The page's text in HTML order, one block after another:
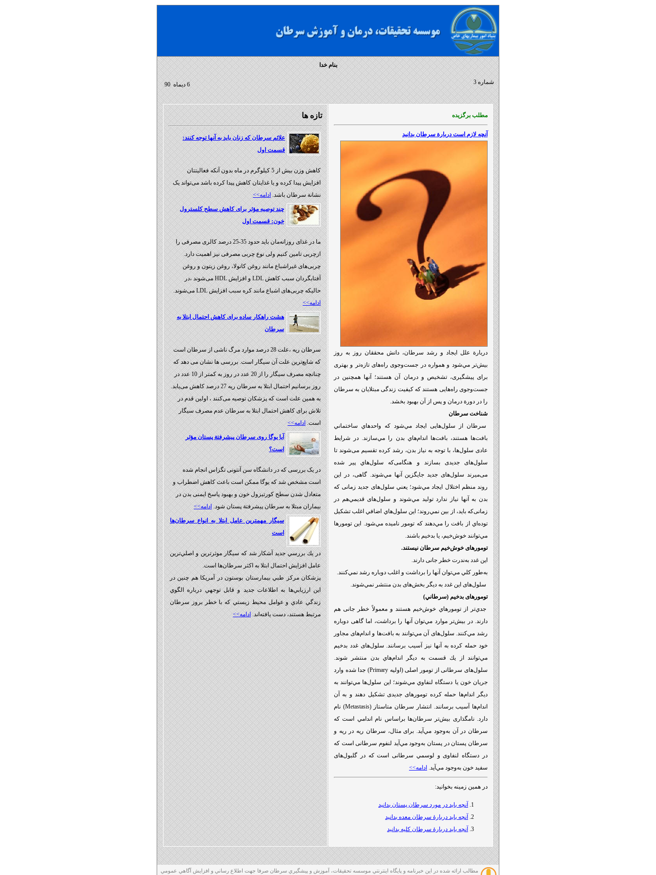
بنام خدا
شماره 3 6 دیماه 90
مطلب برگزیده
آنچه لازم است دربارة سرطان بدانيد
دربارة علل ایجاد و رشد سرطان، دانش محققان روز به روز
بيش‌تر مي‌شود و همواره در جست‌وجوی راه‌های تازه‌تر و بهتری
برای پیشگیری، تشخیص و درمان آن هستند؛ آنها همچنین در
جست‌وجوی راه‌هایی هستند كه کیفیت زندگی مبتلایان به سرطان
را در دورة درمان و پس از آن بهبود بخشد.
شناخت سرطان
سرطان از سلول‌هایی ايجاد مي‌شود كه واحدهاي ساختماني
بافت‌ها هستند، بافت‌ها اندام‌هاي بدن را مي‌سازند. در شرايط
عادی سلول‌ها، با توجه به نیاز بدن، رشد کرده تقسیم می‌شوند تا
سلول‌های جدیدی بسازند و هنگامی‌که سلول‌هاي پیر شده
می‌میرند سلول‌های جدید جایگزین آنها مي‌شوند. گاهی، در این
روند منظم اختلال ایجاد مي‌شود؛ يعني سلول‌های جدید زمانی که
بدن به آنها نیاز ندارد تولید مي‌شوند و سلول‌های قدیمي‌هم در
زمانی‌که باید، از بین نمي‌روند؛ این سلول‌هاي اضافي اغلب تشكيل
توده‌اي از بافت را مي‌دهند كه تومور ناميده مي‌شود. این تومورها
مي‌توانند خوش‌خیم، یا بدخیم باشند.
تومورهای خوش‌خیم سرطان نيستند.
اين غدد به‌ندرت خطر جانی دارند.
به‌طور كلي مي‌توان آنها را برداشت و اغلب دوباره رشد نمي‌کنند.
سلول‌های اين غدد به دیگر بخش‌های بدن منتشر نمي‌شوند.
تومورهای بدخیم (سرطاني)
جدي‌تر از تومورهاي خوش‌خیم هستند و معمولاً خطر جانی هم
دارند. در بيش‌تر موارد مي‌توان آنها را برداشت، اما گاهی دوباره
رشد مي‌کنند. سلول‌های آن مي‌توانند به بافت‌ها و اندام‌های مجاور
خود حمله كرده به آنها نيز آسیب برسانند. سلول‌های غدد بدخیم
مي‌توانند از يك قسمت به دیگر اندام‌هاي بدن منتشر شوند.
سلول‌های سرطانی از تومور اصلی (اولیه Primary) جدا شده وارد
جریان خون یا دستگاه لنفاوي مي‌شوند؛ این سلول‌ها مي‌توانند به
دیگر اندام‌ها حمله کرده تومورهای جدیدی تشكيل دهند و به آن
اندام‌ها آسیب برسانند. انتشار سرطان متاستاز (Metastasis) نام
دارد. نامگذاری بيش‌تر سرطان‌ها براساس نام اندامي ‌است که
سرطان در آن به‌وجود مي‌آید. برای مثال، سرطان ریه در ریه و
سرطان پستان در پستان به‌وجود مي‌آید لنفوم سرطانی است که
در دستگاه لنفاوی و لوسمي سرطانی است که در گلبول‌های
سفید خون به‌وجود مي‌آید. ادامه>>
در همین زمینه بخوانید:
آنچه باید در مورد سرطان پستان بدانید
آنچه باید دربارۀ سرطان معده بدانید
آنچه باید دربارۀ سرطان کلیه بدانید
تازه ها
علائم سرطان که زنان باید به آنها توجه کنند:
قسمت اول
کاهش وزن بیش از 5 کیلوگرم در ماه بدون آنکه فعالیتتان
افزایش پیدا کرده و یا غذایتان کاهش پیدا کرده باشد می‌تواند یک
نشانة سرطان باشد.ادامه>>
چند توصیه مؤثر برای کاهش سطح کلسترول
خون: قسمت اول
ما در غذای روزانه‌مان باید حدود 35-25 درصد کالری مصرفی را
ازچربی تامین کنیم ولی نوع چربی مصرفی نیز اهمیت دارد.
چربی‌های غیراشباع مانند روغن کانولا، روغن زیتون و روغن
آفتابگردان سبب کاهش LDL و افزایش HDL می‌شوند ،در
حالیکه چربی‌های اشباع مانند کره سبب افزایش LDL می‌شوند.
ادامه>>
هشت راهکار ساده برای کاهش احتمال ابتلا به
سرطان
سرطان ریه ،علت 28 درصد موارد مرگ ناشی از سرطان است
که شایع‌ترین علت آن سیگار است. بررسی ها نشان می دهد که
چنانچه مصرف سیگار را از 20 عدد در روز به کمتر از 10 عدد در
روز برسانیم احتمال ابتلا به سرطان ریه 27 درصد کاهش می‌یابد.
به همین علت است که پزشکان توصیه می‌کنند ، اولین قدم در
تلاش برای کاهش احتمال ابتلا به سرطان عدم مصرف سیگار
است.ادامه>>
آیا یوگا روی سرطان پیشرفتة پستان مؤثر
است؟
در یک بررسی که در دانشگاه سن آنتونی تگزاس انجام شده
است مشخص شد که یوگا ممکن است باعث کاهش اضطراب و
متعادل شدن سطح کورتیزول خون و بهبود پاسخ ایمنی بدن در
بیماران مبتلا به سرطان پیشرفتة پستان شود.ادامه>>
سیگار مهمترین عامل ابتلا به انواع سرطان‌ها
است
در يك بررسي جديد آشكار شد كه سيگار موثرترين و اصلي‌ترين
عامل افزايش احتمال ابتلا به اكثر سرطان‌ها است.
پزشكان مركز طبي بيمارستان بوستون در آمريكا هم چنين در
اين ارزيابي‌ها به اطلاعات جديد و قابل توجهي درباره الگوي
زندگي عادي و عوامل محيط زيستي كه با خطر بروز سرطان
مرتبط هستند، دست يافته‌اند.ادامه>>
مطالب ارائه شده در این خبرنامه و پايگاه اينترنتي موسسه تحقيقات، آموزش و پيشگيري سرطان صرفا جهت اطلاع رساني و افزايش آگاهي عمومي